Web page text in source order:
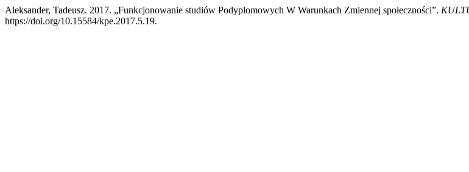
Aleksander, Tadeusz. 2017. „Funkcjonowanie studiów Podyplomowych W Warunkach Zmiennej społeczności”.
https://doi.org/10.15584/kpe.2017.5.19.